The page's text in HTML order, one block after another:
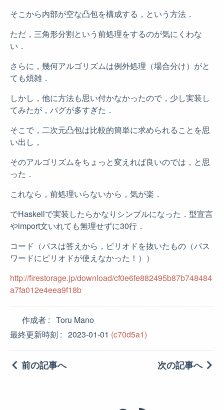
そこから内部が空な凸包を構成する，という方法．
ただ，三角形分割という前処理をするのが気にくわな
い．
さらに，幾何アルゴリズムは例外処理（場合分け）がと
ても煩雑．
しかし，他に方法も思い付かなかったので，少し実装し
てみたが，バグが多すぎた．
そこで，二次元凸包は比較的簡単に求められることを思
い出し，
そのアルゴリズムをちょっと変えれば良いのでは，と思
った．
これなら，前処理いらないから，気が楽．
でHaskellで実装したらかなりシンプルになった．型宣言
やimport文いれても無理せずに30行．
コード（パスは答えから，ピリオドを抜いたもの（パス
ワードにピリオドが使えなかった！））
http://firestorage.jp/download/cf0e6fe882495b87b748484
a7fa012e4eea9f18b
作成者
Toru Mano
最終更新時刻
2023-01-01 (c70d5a1)
前の記事へ 次の記事へ